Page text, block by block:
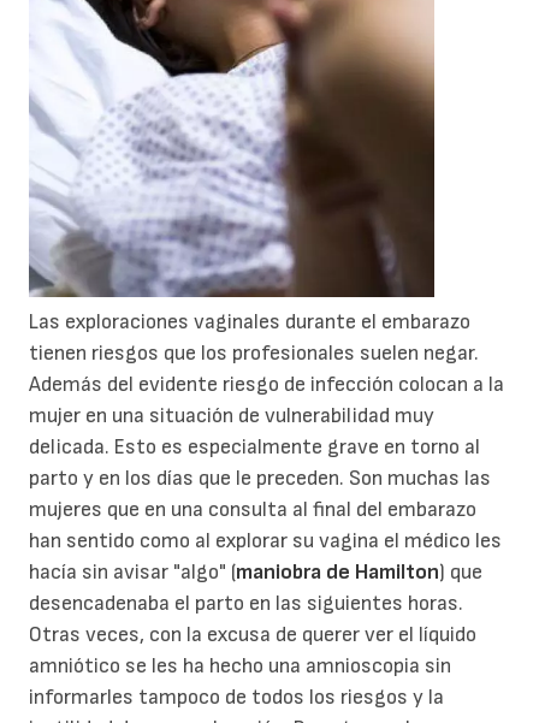
Las exploraciones vaginales durante el embarazo
tienen riesgos que los profesionales suelen negar.
Además del evidente riesgo de infección colocan a la
mujer en una situación de vulnerabilidad muy
delicada. Esto es especialmente grave en torno al
parto y en los días que le preceden. Son muchas las
mujeres que en una consulta al final del embarazo
han sentido como al explorar su vagina el médico les
hacía sin avisar "algo" (maniobra de Hamilton) que
desencadenaba el parto en las siguientes horas.
Otras veces, con la excusa de querer ver el líquido
amniótico se les ha hecho una amnioscopia sin
informarles tampoco de todos los riesgos y la